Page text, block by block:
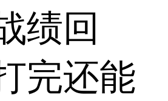
绩回
完还能